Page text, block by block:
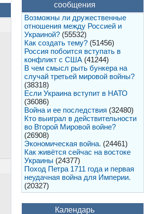
сообщения
Возможны ли дружественные
отношения между Россией и
Украиной? (55532)
Как создать тему? (51456)
Россия побоится вступать в
конфликт с США (41244)
В чем смысл рыть бункера на
случай третьей мировой войны?
(38318)
Если Украина вступит в НАТО
(36086)
Война и ее последствия (32480)
Кто выиграл в действительности
во Второй Мировой войне?
(26908)
Экономическая война. (24461)
Как живётся сейчас на востоке
Украины (24377)
Поход Петра 1711 года и первая
неудачная война для Империи.
(20327)
Календарь